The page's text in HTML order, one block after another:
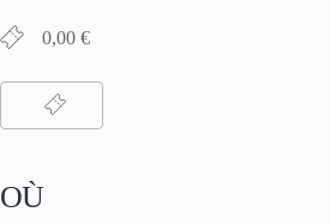
0,00 €
OÙ